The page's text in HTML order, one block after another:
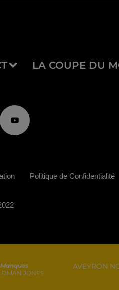
LA COUPE DU
JONES
AVEYRON
Politique de Confidentialité